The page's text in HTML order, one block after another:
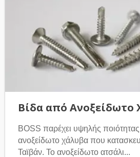
Βίδα από Ανοξείδωτο
BOSS παρέχει υψηλής
ανοξείδωτο χάλυβα που
Ταϊβάν. Το ανοξείδωτο ατσάλι...